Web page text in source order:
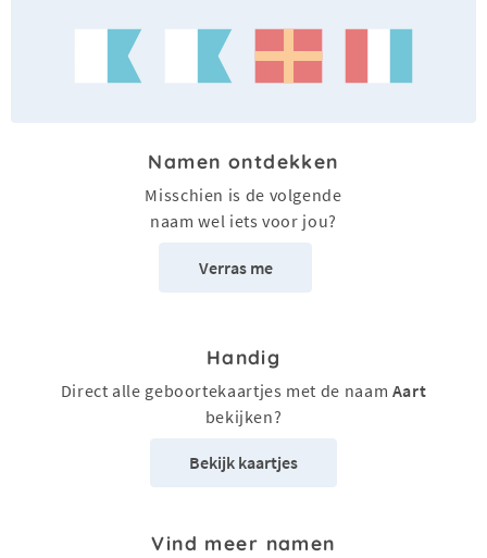
Namen ontdekken
Misschien is de volgende
naam wel iets voor jou?
Verras me
Handig
Direct alle geboortekaartjes met de naam Aart
bekijken?
Bekijk kaartjes
Vind meer namen